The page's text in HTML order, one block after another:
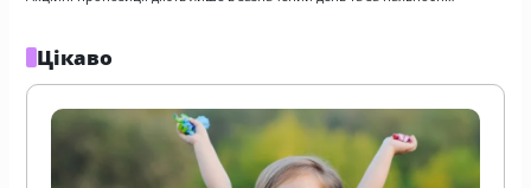
Цікаво